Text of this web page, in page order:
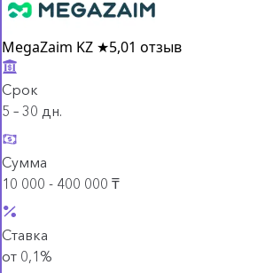
MegaZaim KZ ★5,01 отзыв
Срок
5 – 30 дн.
Сумма
10 000 - 400 000 ₸
Ставка
от 0,1%